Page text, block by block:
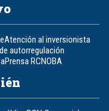
Atención al inversionista
autorregulación
Prensa RCNOBA